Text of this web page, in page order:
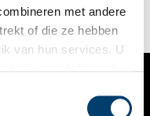
met andere
of die ze hebben
van hun services. U